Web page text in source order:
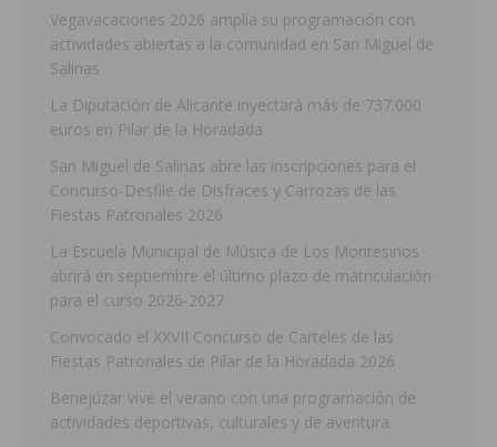
Vegavacaciones 2026 amplía su programación con
actividades abiertas a la comunidad en San Miguel de
Salinas
La Diputación de Alicante inyectará más de 737.000
euros en Pilar de la Horadada
San Miguel de Salinas abre las inscripciones para el
Concurso-Desfile de Disfraces y Carrozas de las
Fiestas Patronales 2026
La Escuela Municipal de Música de Los Montesinos
abrirá en septiembre el último plazo de matriculación
para el curso 2026-2027
Convocado el XXVII Concurso de Carteles de las
Fiestas Patronales de Pilar de la Horadada 2026
Benejúzar vive el verano con una programación de
actividades deportivas, culturales y de aventura